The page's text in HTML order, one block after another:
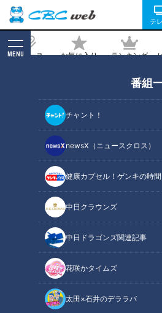
テ
ニュース お気に入り ランキング
MENU
番組
チャント！
newsX（ニュースクロス）
健康カプセル！ゲンキの時間
中日クラウンズ
中日ドラゴンズ関連記事
花咲かタイムズ
太田×石井のデララバ
引っ張ったら出てくる“黄
プ”「もうすぐ無くなる
記事に戻